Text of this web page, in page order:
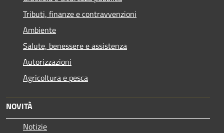
Tributi, finanze e contravvenzioni
Ambiente
Salute, benessere e assistenza
Autorizzazioni
Agricoltura e pesca
NOVITÀ
Notizie